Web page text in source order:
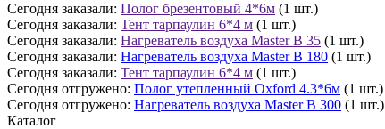
Сегодня заказали: Полог брезентовый 4*6м (1 шт.)
Сегодня заказали: Тент тарпаулин 6*4 м (1 шт.)
Сегодня заказали: Нагреватель воздуха Master B 35 (1 шт.)
Сегодня заказали: Нагреватель воздуха Master B 180 (1 шт.)
Сегодня заказали: Тент тарпаулин 6*4 м (1 шт.)
Сегодня отгружено: Полог утепленный Oxford 4.3*6м (1 шт.)
Сегодня отгружено: Нагреватель воздуха Master B 300 (1 шт.)
Каталог